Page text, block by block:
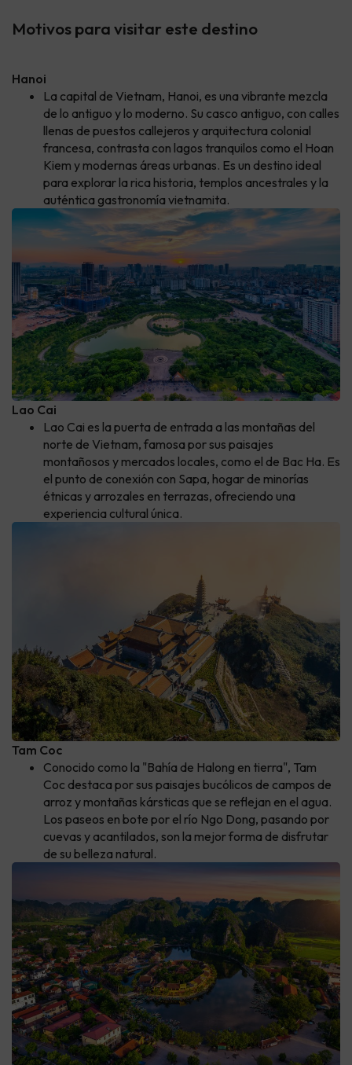
Motivos para visitar este destino
Hanoi
La capital de Vietnam, Hanoi, es una vibrante mezcla
de lo antiguo y lo moderno. Su casco antiguo, con calles
llenas de puestos callejeros y arquitectura colonial
francesa, contrasta con lagos tranquilos como el Hoan
Kiem y modernas áreas urbanas. Es un destino ideal
para explorar la rica historia, templos ancestrales y la
auténtica gastronomía vietnamita.
Lao Cai
Lao Cai es la puerta de entrada a las montañas del
norte de Vietnam, famosa por sus paisajes
montañosos y mercados locales, como el de Bac Ha. Es
el punto de conexión con Sapa, hogar de minorías
étnicas y arrozales en terrazas, ofreciendo una
experiencia cultural única.
Tam Coc
Conocido como la "Bahía de Halong en tierra", Tam
Coc destaca por sus paisajes bucólicos de campos de
arroz y montañas kársticas que se reflejan en el agua.
Los paseos en bote por el río Ngo Dong, pasando por
cuevas y acantilados, son la mejor forma de disfrutar
de su belleza natural.